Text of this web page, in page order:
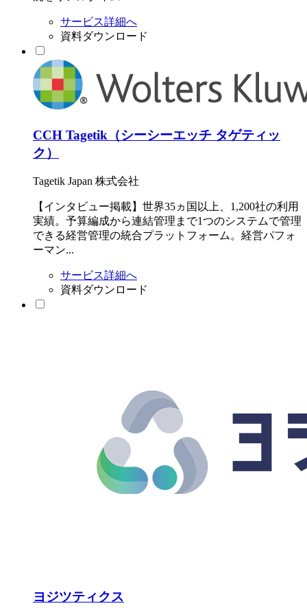
サービス詳細へ
資料ダウンロード
CCH Tagetik（シーシーエッチ タゲティッ
ク）
Tagetik Japan 株式会社
【インタビュー掲載】世界35ヵ国以上、1,200社の利用
実績。予算編成から連結管理まで1つのシステムで管理
できる経営管理の統合プラットフォーム。経営パフォ
ーマン...
サービス詳細へ
資料ダウンロード
ヨジツティクス